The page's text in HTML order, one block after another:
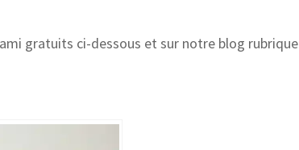
gratuits ci-dessous et sur notre blog rubrique